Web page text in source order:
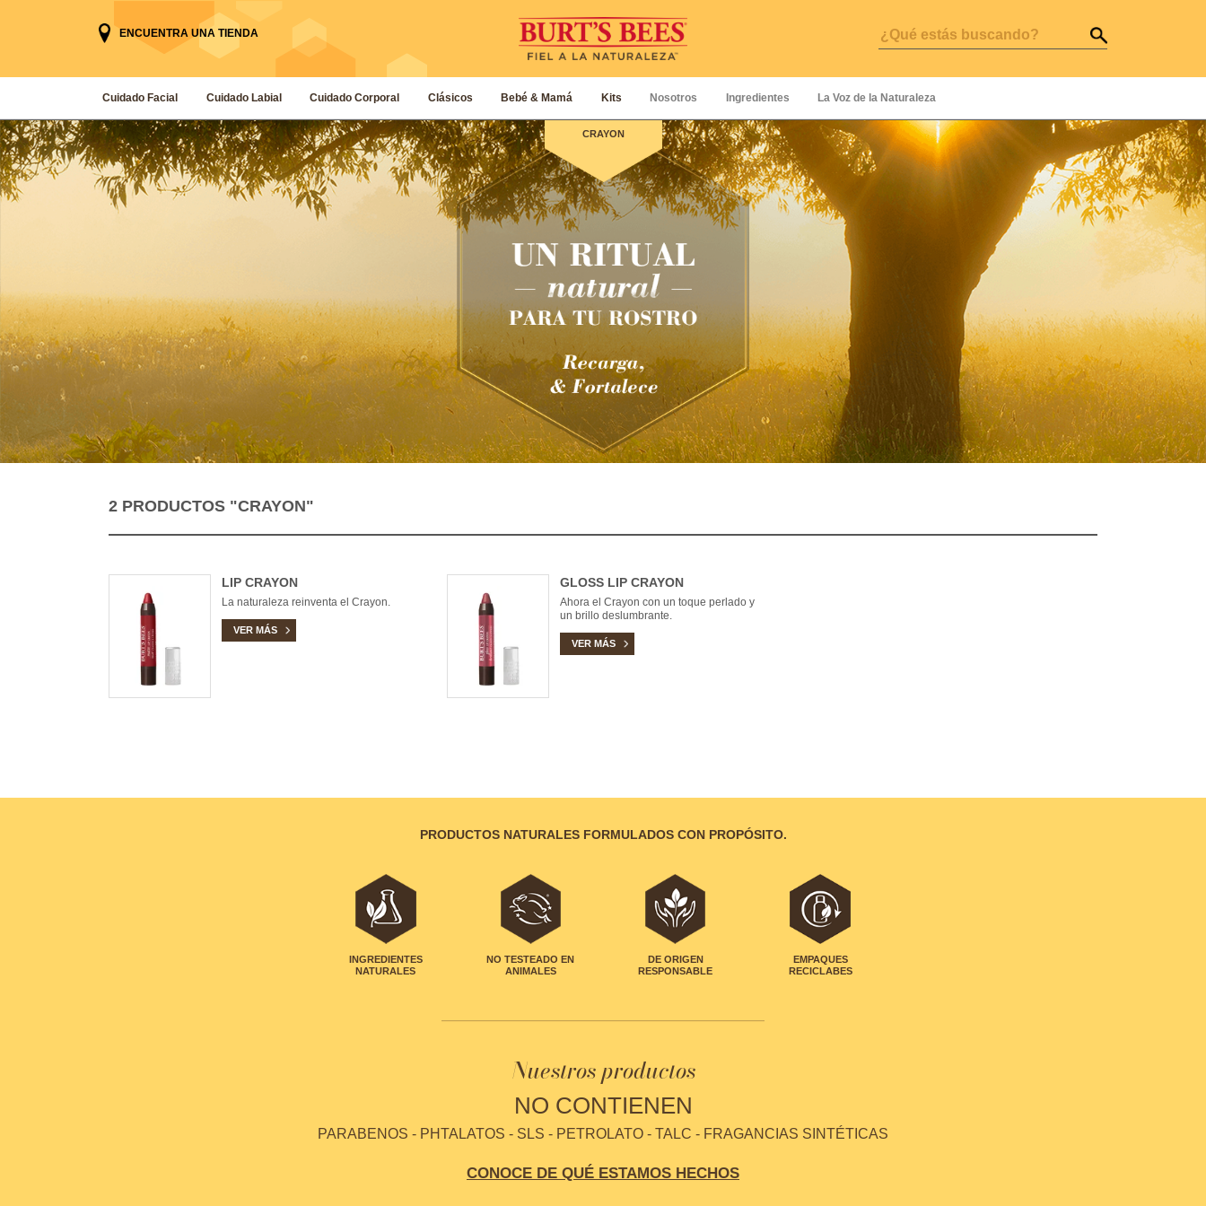
ENCUENTRA UNA TIENDA
Cuidado Facial Cuidado Labial Cuidado Corporal Clásicos Bebé & Mamá Kits Nosotros Ingredientes La Voz de la Naturaleza
CRAYON
2 PRODUCTOS "CRAYON"
LIP CRAYON
La naturaleza reinventa el Crayon.
VER MÁS
GLOSS LIP CRAYON
Ahora el Crayon con un toque perlado y
un brillo deslumbrante.
VER MÁS
PRODUCTOS NATURALES FORMULADOS CON PROPÓSITO.
INGREDIENTES
NATURALES
NO TESTEADO EN
ANIMALES
DE ORIGEN
RESPONSABLE
EMPAQUES
RECICLABES
Nuestros productos
NO CONTIENEN
PARABENOS - PHTALATOS - SLS - PETROLATO - TALC - FRAGANCIAS SINTÉTICAS
CONOCE DE QUÉ ESTAMOS HECHOS